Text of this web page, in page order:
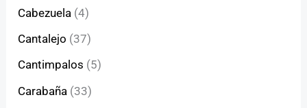
Cabezuela (4)
Cantalejo (37)
Cantimpalos (5)
Carabaña (33)